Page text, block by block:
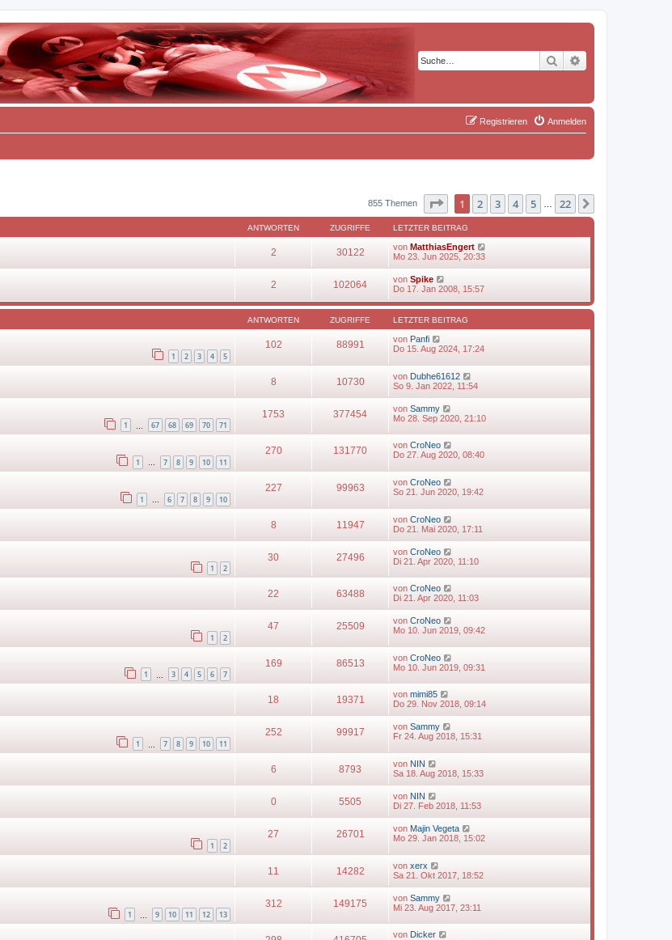
Suche
Anmelden
Registrieren
855 Themen Seite von22
1 2 3 4 5 22
ANTWORTEN ZUGRIFFE LETZTER BEITRAG
2 30122 von MatthiasEngert
Mo 23. Jun 2025, 20:33
2 102064 von Spike
Do 17. Jan 2008, 15:57
ANTWORTEN ZUGRIFFE LETZTER BEITRAG
1 2 3 4 5
102 88991 von Panfi
Do 15. Aug 2024, 17:24
8 10730 von Dubhe61612
So 9. Jan 2022, 11:54
1 67 68 69 70 71
1753 377454 von Sammy
Mo 28. Sep 2020, 21:10
1 … 7 8 9 10 11
270 131770 von CroNeo
Do 27. Aug 2020, 08:40
1 … 6 7 8 9 10
227 99963 von CroNeo
So 21. Jun 2020, 19:42
8 11947 von CroNeo
Do 21. Mai 2020, 17:11
1 2
30 27496 von CroNeo
Di 21. Apr 2020, 11:10
22 63488 von CroNeo
Di 21. Apr 2020, 11:03
1 2
47 25509 von CroNeo
Mo 10. Jun 2019, 09:42
1 3 4 5 6 7
169 86513 von CroNeo
Mo 10. Jun 2019, 09:31
18 19371 von mimi85
Do 29. Nov 2018, 09:14
1 7 8 9 10 11
252 99917 von Sammy
Fr 24. Aug 2018, 15:31
6 8793 von NIN
Sa 18. Aug 2018, 15:33
0 5505 von NIN
Di 27. Feb 2018, 11:53
1 2
27 26701 von Majin Vegeta
Mo 29. Jan 2018, 15:02
11 14282 von xerx
Sa 21. Okt 2017, 18:52
1 9 10 11 12 13
312 149175 von Sammy
Mi 23. Aug 2017, 23:11
von Dicker